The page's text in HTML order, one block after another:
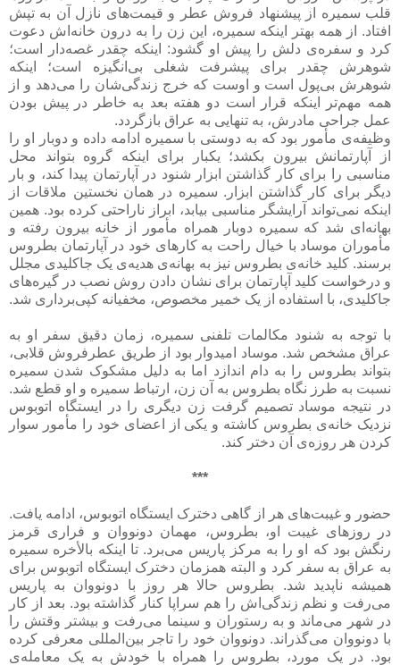
قلب سمیره از پیشنهاد فروش عطر و قیمت‌های نازل آن به تپش
افتاد. از همه بهتر اینکه سمیره، این زن را به درون خانه‌اش دعوت
کرد و سفره‌ی دلش را پیش او گشود: اینکه چقدر غصه‌دار است؛
شوهرش چقدر برای پیشرفت شغلی بی‌انگیزه است؛ اینکه
شوهرش بی‌پول است و اوست که خرج زندگی‌شان را می‌دهد و از
همه مهم‌تر اینکه قرار است دو هفته بعد به خاطر در پیش بودن
عمل جراحی مادرش، به تنهایی به عراق بازگردد.
وظیفه‌ی مأمور بود که به دوستی با سمیره ادامه داده و دوبار او را
از آپارتمانش بیرون بکشد؛ یکبار برای اینکه گروه بتواند محل
مناسبی را برای کار گذاشتن ابزار شنود در آپارتمان پیدا کند، و بار
دیگر برای کار گذاشتن ابزار. سمیره در همان نخستین ملاقات از
اینکه نمی‌تواند آرایشگر مناسبی بیابد، ابراز ناراحتی کرده بود. همین
بهانه‌ای شد که سمیره دوبار همراه مأمور از خانه بیرون رفته و
مأموران موساد با خیال راحت به کارهای خود در آپارتمان بطروس
برسند. کلید خانه‌ی بطروس نیز به بهانه‌ی هدیه‌ی یک جاکلیدی مجلل
و درخواست کلید آپارتمان برای نشان دادن روش نصب در گیره‌های
جاکلیدی، با استفاده از یک خمیر مخصوص، مخفیانه کپی‌برداری شد.
با توجه به شنود مکالمات تلفنی سمیره، زمان دقیق سفر او به
عراق مشخص شد. موساد امیدوار بود از طریق عطرفروش قلابی،
بتواند بطروس را به دام اندازد اما به دلیل مشکوک شدن سمیره
نسبت به طرز نگاه بطروس به آن زن، ارتباط سمیره و او قطع شد.
در نتیجه موساد تصمیم گرفت زن دیگری را در ایستگاه اتوبوس
نزدیک خانه‌ی بطروس کاشته و یکی از اعضای خود را مأمور سوار
کردن هر روزه‌ی آن دختر کند.
***
حضور و غیبت‌های هر از گاهی دخترک ایستگاه اتوبوس، ادامه یافت.
در روزهای غیبت او، بطروس، مهمان دونووان و فراری قرمز
رنگش بود که او را به مرکز پاریس می‌برد. تا اینکه بالأخره سمیره
به عراق به سفر کرد و البته همزمان دخترک ایستگاه اتوبوس برای
همیشه ناپدید شد. بطروس حالا هر روز با دونووان به پاریس
می‌رفت و نظم زندگی‌اش را هم سراپا کنار گذاشته بود. بعد از کار
در شهر می‌ماند و به رستوران و سینما می‌رفت و بیشتر وقتش را
با دونووان می‌گذراند. دونووان خود را تاجر بین‌المللی معرفی کرده
بود. در یک مورد، بطروس را همراه با خودش به یک معامله‌ی